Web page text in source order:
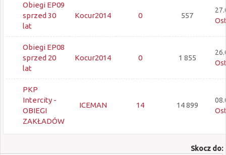
Obiegi EP09
sprzed 30
lat
Kocur2014 0 557
Obiegi EP08
sprzed 20
lat
Kocur2014 0 1 855
PKP
Intercity -
OBIEGI
ZAKŁADÓW
ICEMAN 14 14 899
Skocz do: